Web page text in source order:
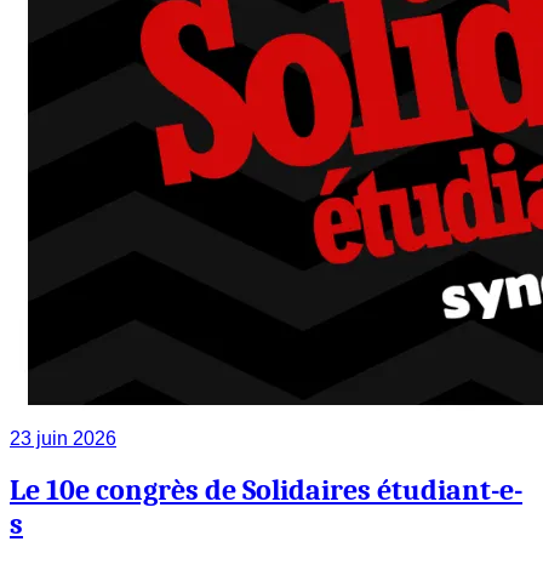
23 juin 2026
Le 10e congrès de Solidaires étudiant-e-
s